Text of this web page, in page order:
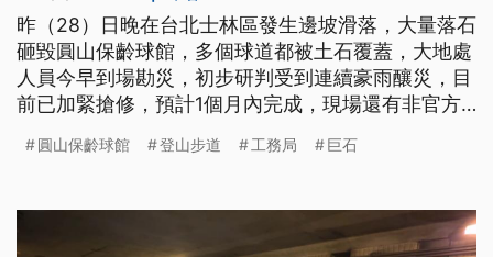
昨（28）日晚在台北士林區發生邊坡滑落，大量落石
砸毀圓山保齡球館，多個球道都被土石覆蓋，大地處
人員今早到場勘災，初步研判受到連續豪雨釀災，目
前已加緊搶修，預計1個月內完成，現場還有非官方
制。台北市長蔣萬安表示，已要求跨局處立即現勘，
圓山保齡球館 登山步道 工務局 巨石